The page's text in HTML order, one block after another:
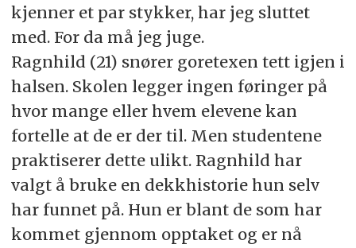
kjenner et par stykker, har jeg sluttet
med. For da må jeg juge.
Ragnhild (21) snører goretexen tett igjen i
halsen. Skolen legger ingen føringer på
hvor mange eller hvem elevene kan
fortelle at de er der til. Men studentene
praktiserer dette ulikt. Ragnhild har
valgt å bruke en dekkhistorie hun selv
har funnet på. Hun er blant de som har
kommet gjennom opptaket og er nå